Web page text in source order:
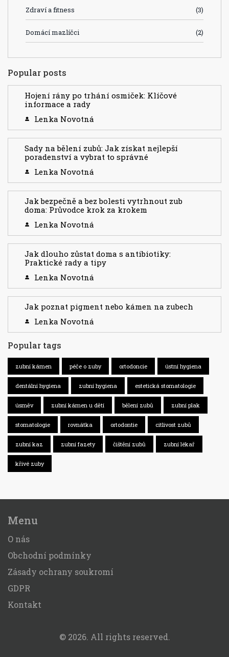
Zdraví a fitness (3)
Domácí mazlíčci (2)
Popular posts
Hojení rány po trhání osmiček: Klíčové
informace a rady
Lenka Novotná
Sady na bělení zubů: Jak získat nejlepší
poradenství a vybrat to správné
Lenka Novotná
Jak bezpečně a bez bolesti vytrhnout zub
doma: Průvodce krok za krokem
Lenka Novotná
Jak dlouho zůstat doma s antibiotiky:
Praktické rady a tipy
Lenka Novotná
Jak poznat pigment nebo kámen na zubech
Lenka Novotná
Popular tags
zubní kámen péče o zuby ortodoncie ústní hygiena
dentální hygiena zubní hygiena estetická stomatologie
úsměv zubní kámen u dětí bělení zubů zubní plak
stomatologie rovnátka ortodontie citlivost zubů
zubní kaz zubní fazety čištění zubů zubní lékař
křivé zuby
Menu
O nás
Obchodní podmínky
Zásady ochrany soukromí
GDPR
Kontakt
© 2026. All rights reserved.